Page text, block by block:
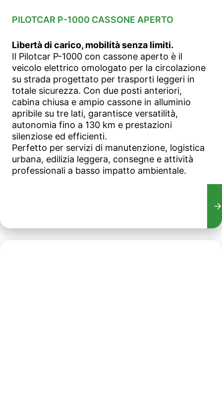
PILOTCAR P-1000 CASSONE APERTO
Libertà di carico, mobilità senza limiti.
Il Pilotcar P-1000 con cassone aperto è il
veicolo elettrico omologato per la circolazione
su strada progettato per trasporti leggeri in
totale sicurezza. Con due posti anteriori,
cabina chiusa e ampio cassone in alluminio
apribile su tre lati, garantisce versatilità,
autonomia fino a 130 km e prestazioni
silenziose ed efficienti.
Perfetto per servizi di manutenzione, logistica
urbana, edilizia leggera, consegne e attività
professionali a basso impatto ambientale.